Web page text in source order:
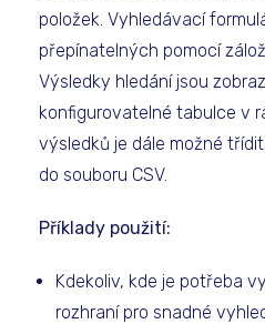
položek. Vyhledávací
přepínatelných pomocí
Výsledky hledání jsou
konfigurovatelné tabulce v
výsledků je dále možné
do souboru CSV.
Příklady použití:
Kdekoliv, kde je potřeba
rozhraní pro snadné